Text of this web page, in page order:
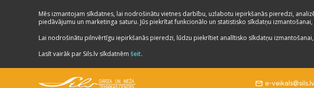
Mēs izmantojam sīkdatnes, lai nodrošinātu vietnes darbību, uzlabotu iepirkšanās pieredzi,
piedāvājumu un marketinga saturu. Jūs piekrītat funkcionālo un statistisko sīkdatņu
Lai nodrošinātu pilnvērtīgu iepirkšanās pieredzi, lūdzu piekrītiet analītisko sīkdatņu izmantošanai,
Lasīt vairāk par Sils.lv sīkdatnēm šeit.
e-veikals@sils.lv